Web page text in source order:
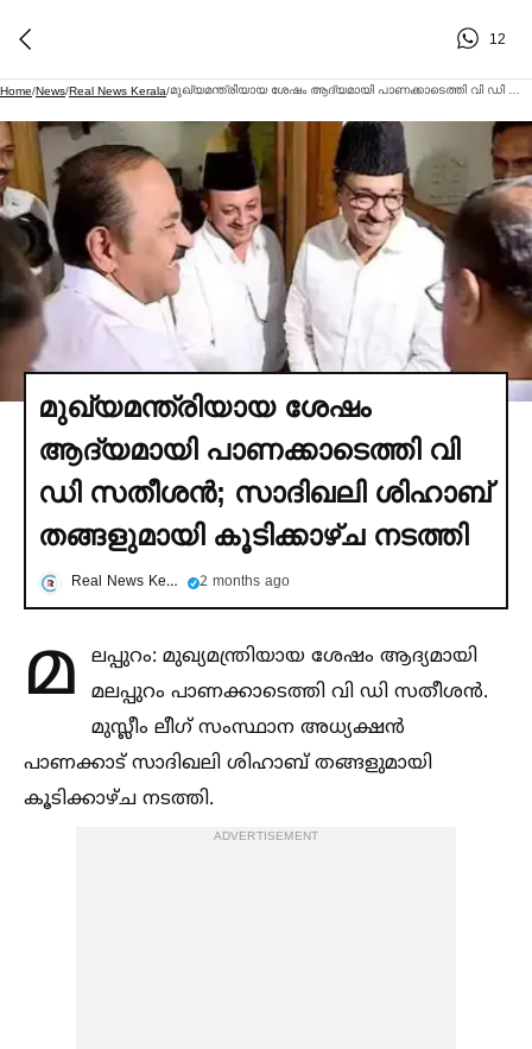
12
Home/News/Real News Kerala/
മുഖ്യമന്ത്രിയായ ശേഷം
ആദ്യമായി പാണക്കാടെത്തി വി
ഡി സതീശൻ; സാദിഖലി ശിഹാബ്
തങ്ങളുമായി കൂടിക്കാഴ്ച നടത്തി
Real News Kerala 2 months ago
മ
ലപ്പുറം: മുഖ്യമന്ത്രിയായ ശേഷം ആദ്യമായി
മലപ്പുറം പാണക്കാടെത്തി വി ഡി സതീശൻ.
മുസ്ലീം ലീഗ് സംസ്ഥാന അധ്യക്ഷൻ
പാണക്കാട് സാദിഖലി ശിഹാബ് തങ്ങളുമായി
കൂടിക്കാഴ്ച നടത്തി.
ADVERTISEMENT